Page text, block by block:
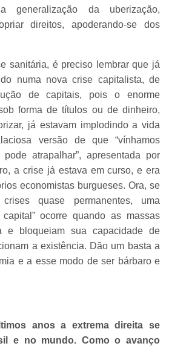
generalização da uberização,
direitos, apoderando-se dos
sanitária, é preciso lembrar que já
numa nova crise capitalista, de
de capitais, pois o enorme
forma de títulos ou de dinheiro,
já estavam implodindo a vida
versão de que “vínhamos
atrapalhar”, apresentada por
a crise já estava em curso, e era
economistas burgueses. Ora, se
quase permanentes, uma
ocorre quando as massas
e bloqueiam sua capacidade de
a existência. Dão um basta a
e a esse modo de ser bárbaro e
anos a extrema direita se
e no mundo. Como o avanço